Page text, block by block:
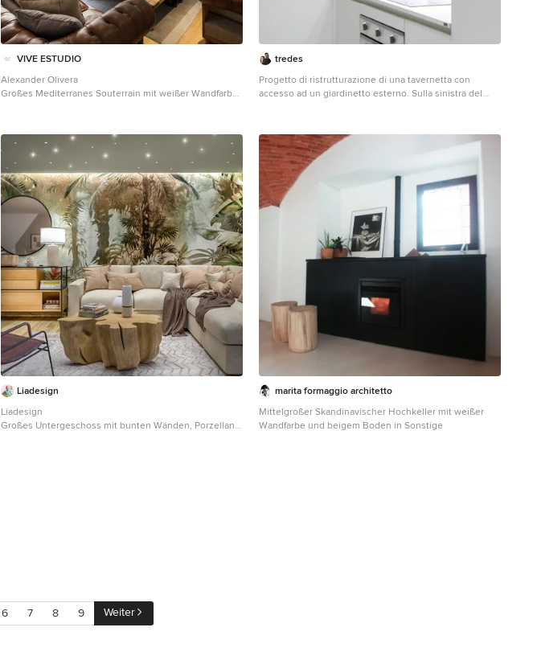
VIVE ESTUDIO
Alexander Olivera
Großes Mediterranes Souterrain mit weißer Wandfarbe
tredes
Progetto di ristrutturazione di una tavernetta con
accesso ad un giardinetto esterno. Sulla sinistra del
mobile su misura con ante tinta unita color kashmere,
stesso colore utilizzato per la finitura del cartongesso
utilizzato per il rivestimento del camino. Il tutto viene
incorniciato da un portale bianco in resina che funge in
alto da veletta utile a portare l'illuminazione e per
alloggiare il binario della tenda, in basso una panca che
funge anche da gradone per accedere all'esterno. Sul
prospetto opposto, nel sotto scala, è stata installata una
cucina su misura con ante bianco frassianto. Al centro
della stanza il tavolo da pranzo in cristallo bianco opaco
e il divano affiancato ad una parete rivestita in carta da
Liadesign
Liadesign
Großes Untergeschoss mit bunten Wänden, Porzellan-
marita formaggio architetto
Mittelgroßer Skandinavischer Hochkeller mit weißer
Wandfarbe und beigem Boden in Sonstige
6 7 8 9 Weiter